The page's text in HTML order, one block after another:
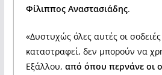
Φίλιππος Αναστασιάδης.
«Δυστυχώς όλες αυτές οι
καταστραφεί, δεν μπορούν να
Εξάλλου, από όπου περνάνε οι